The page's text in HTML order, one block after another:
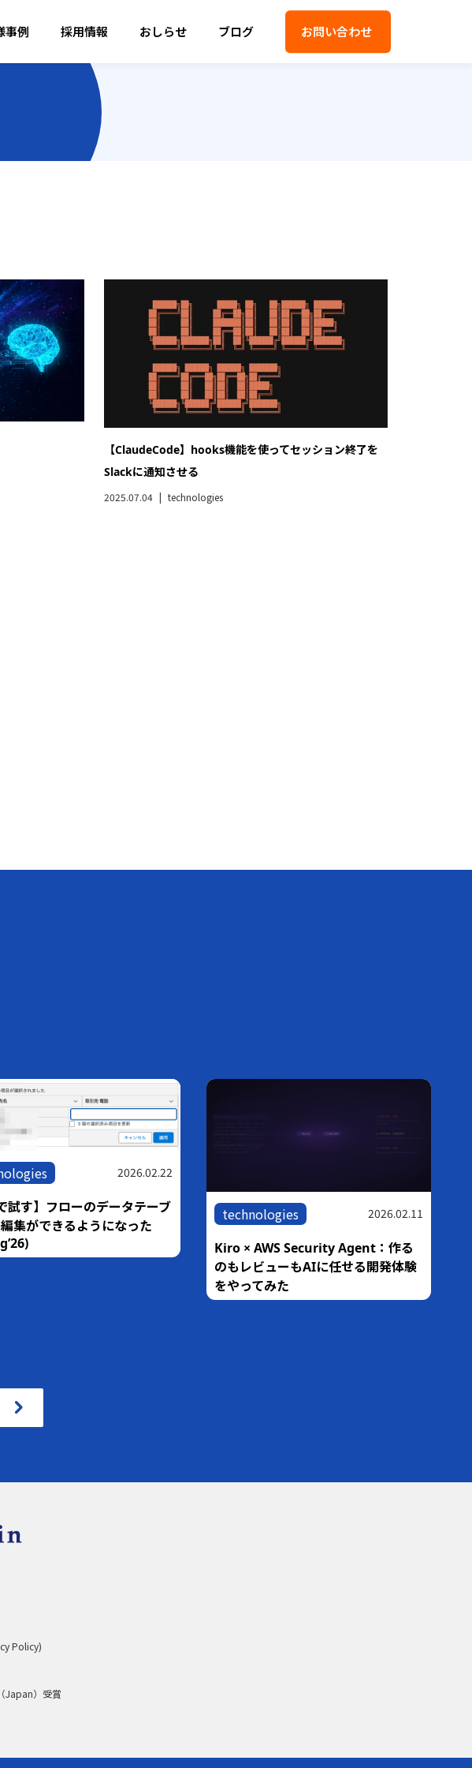
事例 採用情報 おしらせ ブログ お問い合わせ
【ClaudeCode】hooks機能を使ってセッション終了を
Slackに通知させる
2025.07.04 technologies
2026.02.22
試す】フローのデータテーブ
集ができるようになった
technologies 2026.02.11
Kiro × AWS Security Agent：作る
のもレビューもAIに任せる開発体験
をやってみた
Policy)
Japan）受賞